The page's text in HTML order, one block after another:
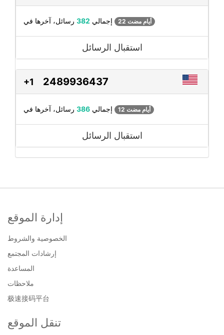
إجمالي 382 22 أيام مضت
استقبال الرسائل
+1 2489936437
إجمالي 386 12 أيام مضت
استقبال الرسائل
إدارة الموقع
الخصوصية والشروط
إرشادات المجتمع
المساعدة
ملاحظات
极速接码平台
تنقل الموقع